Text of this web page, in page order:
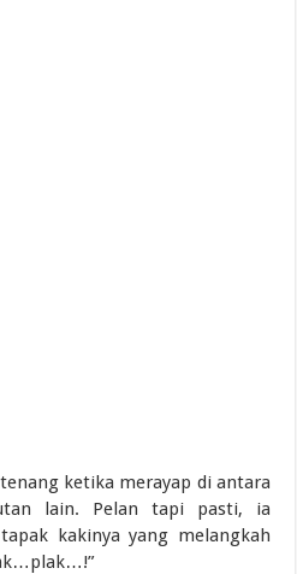
ketika merayap di antara
lain. Pelan tapi pasti, ia
kakinya yang melangkah